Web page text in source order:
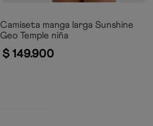
Camiseta manga larga Sunshine
Geo Temple niña
$ 149.900